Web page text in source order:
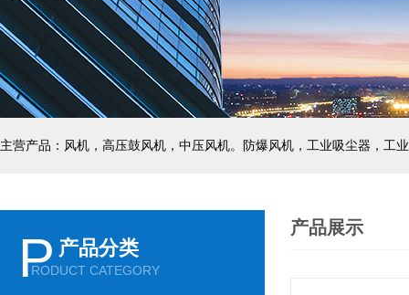
主营产品：风机，高压鼓风机，中压风机。防爆风机，工业吸尘器，工
P 产品分类
RODUCT CATEGORY
产品展示